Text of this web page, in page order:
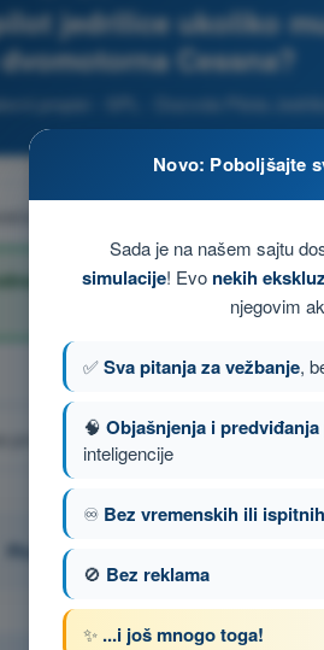
jedrilice ukoliko
Cessna?
propisi - SPL - Dozvola Pilota Jedrilice
pažnju, zato što jedrilica uvek ima
smanji visinu, jer višemotorni
prvenstvo puta avionu.
Pitanje 127 od 150
Novo: Poboljšajte
Sada je na našem sajtu
simulacije! Evo nekih
njegovim
✅Sva pitanja za vežbanje,
🧠 Objašnjenja i predviđanja
inteligencije
♾️ Bez vremenskih ili
🚫 Bez reklama
✨ ...i još mnogo toga!